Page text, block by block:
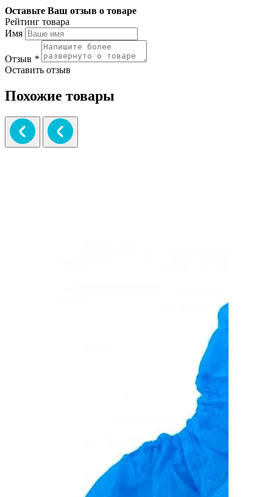
Оставьте Ваш отзыв о товаре
Рейтинг товара
Имя
Отзыв *
Оставить отзыв
Похожие товары